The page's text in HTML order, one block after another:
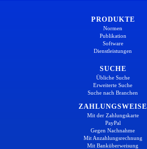
PRODUKTE
Normen
Publikation
Software
Dienstleistungen
SUCHE
Übliche Suche
Erweiterte Suche
Suche nach Branchen
ZAHLUNGSWEISE
Mit der Zahlungskarte
PayPal
Gegen Nachnahme
Mit Anzahlungsrechnung
Mit Banküberweisung